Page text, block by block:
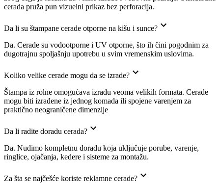
cerada pruža pun vizuelni prikaz bez perforacija.
Da li su štampane cerade otporne na kišu i sunce?
Da. Cerade su vodootporne i UV otporne, što ih čini pogodnim za
dugotrajnu spoljašnju upotrebu u svim vremenskim uslovima.
Koliko velike cerade mogu da se izrade?
Štampa iz rolne omogućava izradu veoma velikih formata. Cerade
mogu biti izrađene iz jednog komada ili spojene varenjem za
praktično neograničene dimenzije
Da li radite doradu cerada?
Da. Nudimo kompletnu doradu koja uključuje porube, varenje,
ringlice, ojačanja, kedere i sisteme za montažu.
Za šta se najčešće koriste reklamne cerade?